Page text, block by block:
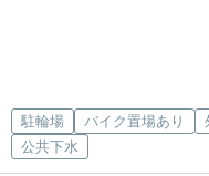
駐輪場 バイク置場あり
公共下水